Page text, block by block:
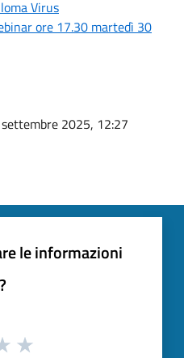
Virus
ore 17.30 martedì 30
2025, 12:27
le informazioni